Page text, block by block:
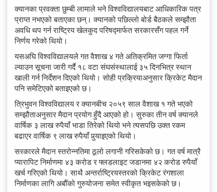
क्यानका प्रवक्ता छुम्बी लामाले भने विश्वविद्यालयबाट आधिकारिक पत्र
प्राप्त नभएको बताएका छन्। क्यानको पछिल्लो बोर्ड बैठकले सम्झौता
अवधि थप गर्न राष्ट्रिय खेलकुद परिषद्मार्फत सरकारसँग पहल गर्ने
निर्णय गरेको थियो।
यसअघि विश्वविद्यालयले गत वैशाख ४ गते अतिक्रमित जग्गा फिर्ता
ल्याउन सूचना जारी गर्दै १८ वटा संघसंस्थालाई ३५ दिनभित्र स्थान
खाली गर्न निर्देशन दिएको थियो। सोही प्रक्रियाअनुसार क्रिकेट मैदान
पनि समेटिएको बताइएको छ।
त्रिभुवन विश्वविद्यालय र क्यानबीच २०५९ साल वैशाख १ गते भएको
सम्झौताअनुसार मैदान प्रयोग हुँदै आएको हो। सुरुका तीन वर्ष क्यानले
वार्षिक ३ लाख रुपैयाँ भाडा तिरेको थियो भने त्यसपछि उक्त रकम
बढाएर वार्षिक ९ लाख रुपैयाँ पुर्‍याइएको थियो।
सरकारले मैदान स्तरोन्नतिमा ठूलो लगानी गरिसकेको छ। गत वर्ष मात्रै
प्यारापिट निर्माणमा ४३ करोड र फ्लडलाइट जडानमा ४२ करोड रुपैयाँ
खर्च गरिएको थियो। साथै अन्तर्राष्ट्रियस्तरको क्रिकेट रंगशाला
निर्माणका लागि अर्बौँको गुरुयोजना समेत स्वीकृत भइसकेको छ।